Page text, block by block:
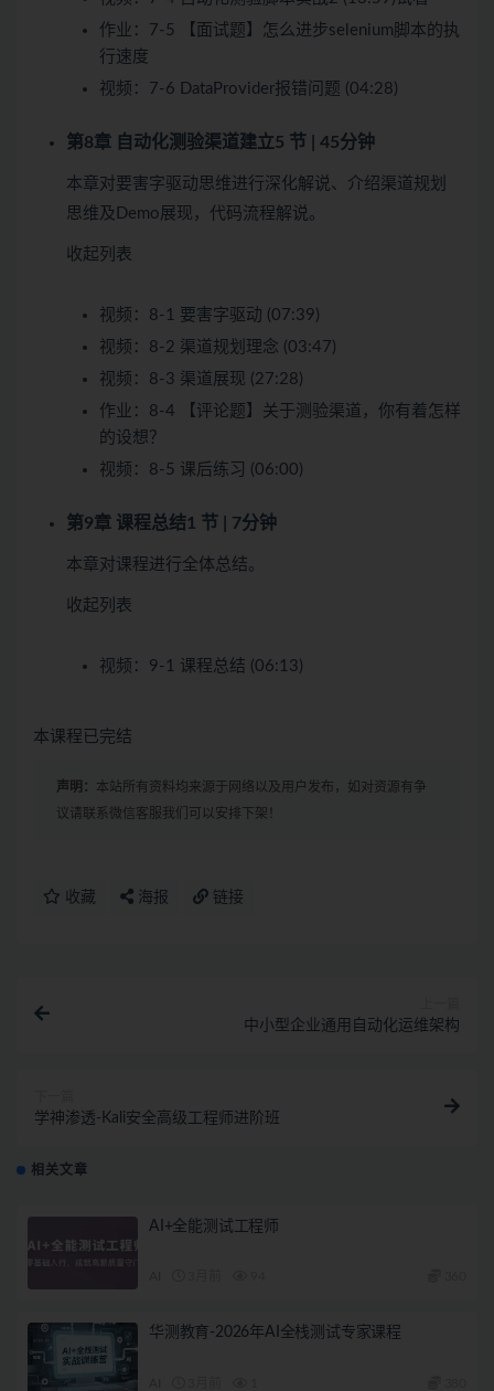
作业：
7-5 【面试题】怎么进步selenium脚本的执
行速度
视频：
7-6 DataProvider报错问题 (04:28)
第8章 自动化测验渠道建立5 节 | 45分钟
本章对要害字驱动思维进行深化解说、介绍渠道规划
思维及Demo展现，代码流程解说。
收起列表
视频： 8-1 要害字驱动 (07:39)
视频： 8-2 渠道规划理念 (03:47)
视频： 8-3 渠道展现 (27:28)
作业： 8-4 【评论题】关于测验渠道，你有着怎样
的设想？
视频： 8-5 课后练习 (06:00)
第9章 课程总结1 节 | 7分钟
本章对课程进行全体总结。
收起列表
视频： 9-1 课程总结 (06:13)
本课程已完结
声明： 本站所有资料均来源于网络以及用户发布，如对资源有争
议请联系微信客服我们可以安排下架！
收藏 海报 链接
中小型企业通用自动化运维架构
学神渗透-Kali安全高级工程师进阶班
相关文章
AI+全能测试工程师
华测教育-2026年AI全栈测试专家课程